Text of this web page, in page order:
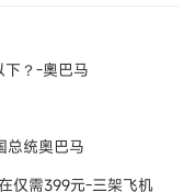
下？-奧巴马
总统奥巴马
仅需399元-三架飞机